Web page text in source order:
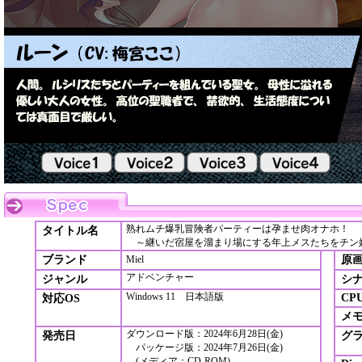
タイトル名
熟れムチ爆乳冒険者パーティーは孕ませ肉オナホ！
～継いだ宿屋を溜まり場にする年上メスたちをチ
ブランド Miel
原
ジャンル
アドベンチャー
シ
対応OS
Windows 11 日本語版
メ
発売日
ダウンロード版：2024年6月28日(金)
パッケージ版：2024年7月26日(金)
グ